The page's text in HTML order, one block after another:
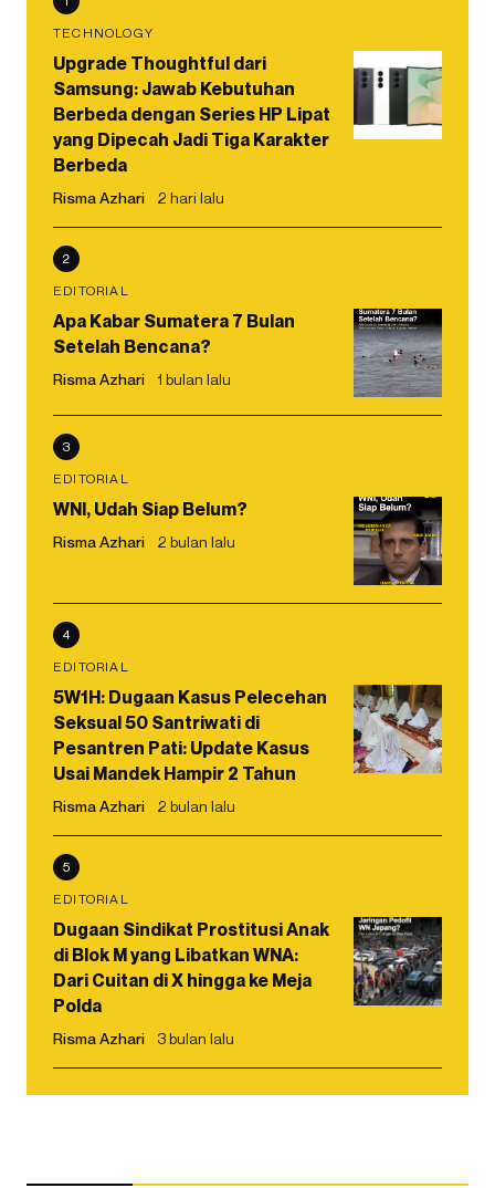
TECHNOLOGY
Upgrade Thoughtful dari
Samsung: Jawab Kebutuhan
Berbeda dengan Series HP Lipat
yang Dipecah Jadi Tiga Karakter
Berbeda
Risma Azhari 2 hari lalu
2
EDITORIAL
Apa Kabar Sumatera 7 Bulan
Setelah Bencana?
Risma Azhari 1 bulan lalu
3
EDITORIAL
WNI, Udah Siap Belum?
Risma Azhari 2 bulan lalu
4
EDITORIAL
5W1H: Dugaan Kasus Pelecehan
Seksual 50 Santriwati di
Pesantren Pati: Update Kasus
Usai Mandek Hampir 2 Tahun
Risma Azhari 2 bulan lalu
5
EDITORIAL
Dugaan Sindikat Prostitusi Anak
di Blok M yang Libatkan WNA:
Dari Cuitan di X hingga ke Meja
Polda
Risma Azhari 3 bulan lalu